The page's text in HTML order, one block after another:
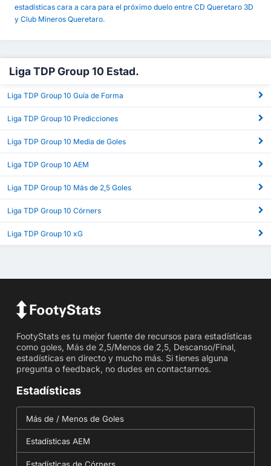
estadísticas cara a cara para el próximo duelo entre CD Queretaro 3D
y Club Mineros Queretaro.
Liga TDP Group 10 Estad.
Liga TDP Group 10 Guía de Forma
Liga TDP Group 10 Predicciones
Liga TDP Group 10 Media de Goles
Liga TDP Group 10 AEM
Liga TDP Group 10 Más de 2,5 Goles
Liga TDP Group 10 Córners
Liga TDP Group 10 xG
FootyStats es tu mejor fuente de recursos para estadísticas
como goles, Más de 2,5/Menos de 2,5, Descanso/Final,
estadísticas en directo y mucho más. Si tienes alguna
pregunta o feedback, no dudes en contactarnos.
Estadísticas
Más de / Menos de Goles
Estadísticas AEM
Estadísticas de Córners